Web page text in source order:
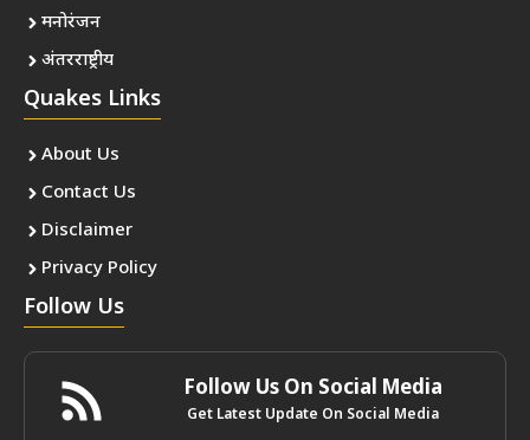
मनोरंजन
अंतरराष्ट्रीय
Quakes Links
About Us
Contact Us
Disclaimer
Privacy Policy
Follow Us
Follow Us On Social Media
Get Latest Update On Social Media